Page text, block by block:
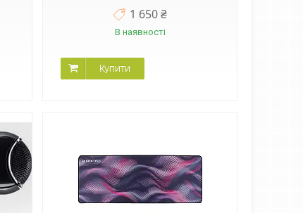
1 650 ₴
В наявності
Купити